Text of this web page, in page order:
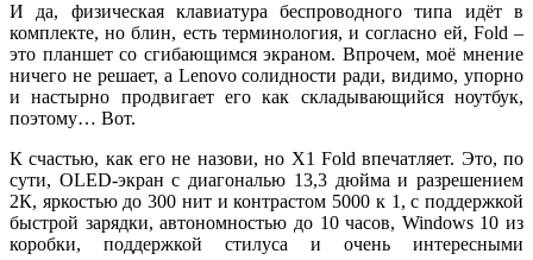
И да, физическая клавиатура беспроводного типа идёт в
комплекте, но блин, есть терминология, и согласно ей, Fold –
это планшет со сгибающимся экраном. Впрочем, моё мнение
ничего не решает, а Lenovo солидности ради, видимо, упорно
и настырно продвигает его как складывающийся ноутбук,
поэтому… Вот.
К счастью, как его не назови, но X1 Fold впечатляет. Это, по
сути, OLED-экран с диагональю 13,3 дюйма и разрешением
2К, яркостью до 300 нит и контрастом 5000 к 1, с поддержкой
быстрой зарядки, автономностью до 10 часов, Windows 10 из
коробки, поддержкой стилуса и очень интересными